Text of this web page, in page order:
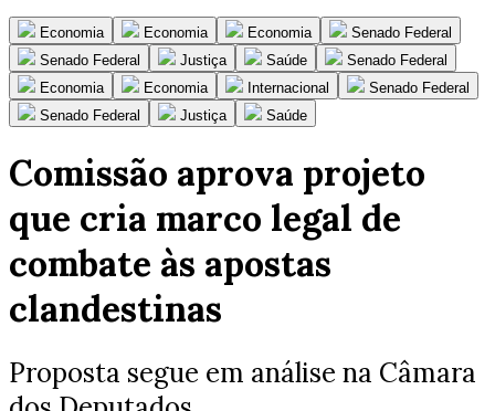
Economia Economia Economia
Senado Federal
Senado Federal
Justiça Saúde
Senado Federal
Economia
Economia Internacional
Senado Federal
Senado Federal
Justiça Saúde
Comissão aprova projeto
que cria marco legal de
combate às apostas
clandestinas
Proposta segue em análise na Câmara